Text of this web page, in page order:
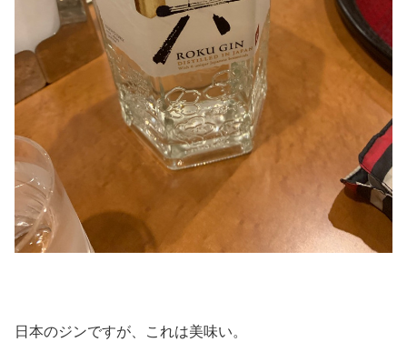
日本のジンですが、これは美味い。